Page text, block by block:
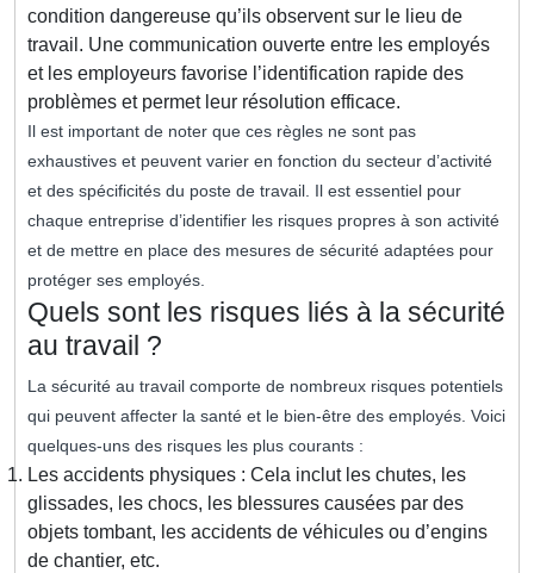
condition dangereuse qu’ils observent sur le lieu de
travail. Une communication ouverte entre les employés
et les employeurs favorise l’identification rapide des
problèmes et permet leur résolution efficace.
Il est important de noter que ces règles ne sont pas
exhaustives et peuvent varier en fonction du secteur d’activité
et des spécificités du poste de travail. Il est essentiel pour
chaque entreprise d’identifier les risques propres à son activité
et de mettre en place des mesures de sécurité adaptées pour
protéger ses employés.
Quels sont les risques liés à la sécurité
au travail ?
La sécurité au travail comporte de nombreux risques potentiels
qui peuvent affecter la santé et le bien-être des employés. Voici
quelques-uns des risques les plus courants :
Les accidents physiques : Cela inclut les chutes, les
glissades, les chocs, les blessures causées par des
objets tombant, les accidents de véhicules ou d’engins
de chantier, etc.